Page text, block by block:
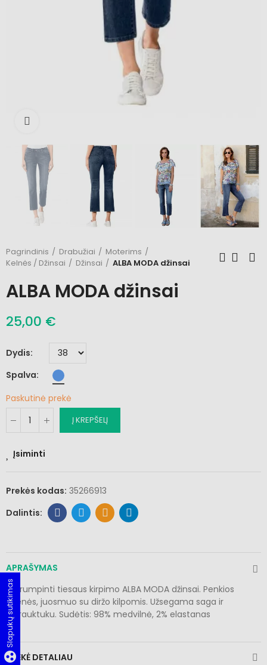
Pagrindinis Drabužiai
Moterims
Kelnės / Džinsai
Džinsai ALBA MODA džinsai
ALBA MODA džinsai
25,00 €
Dydis
Spalva
Paskutinė prekė
Į KREPŠELĮ
Įsiminti
Prekės kodas: 35266913
APRAŠYMAS
Patrumpinti tiesaus kirpimo ALBA MODA džinsai. Penkios
kišenės, juosmuo su diržo kilpomis. Užsegama saga ir
užtrauktuku. Sudėtis: 98% medvilnė, 2% elastanas
PREKĖ DETALIAU
group_work
Slapukų sutikimas